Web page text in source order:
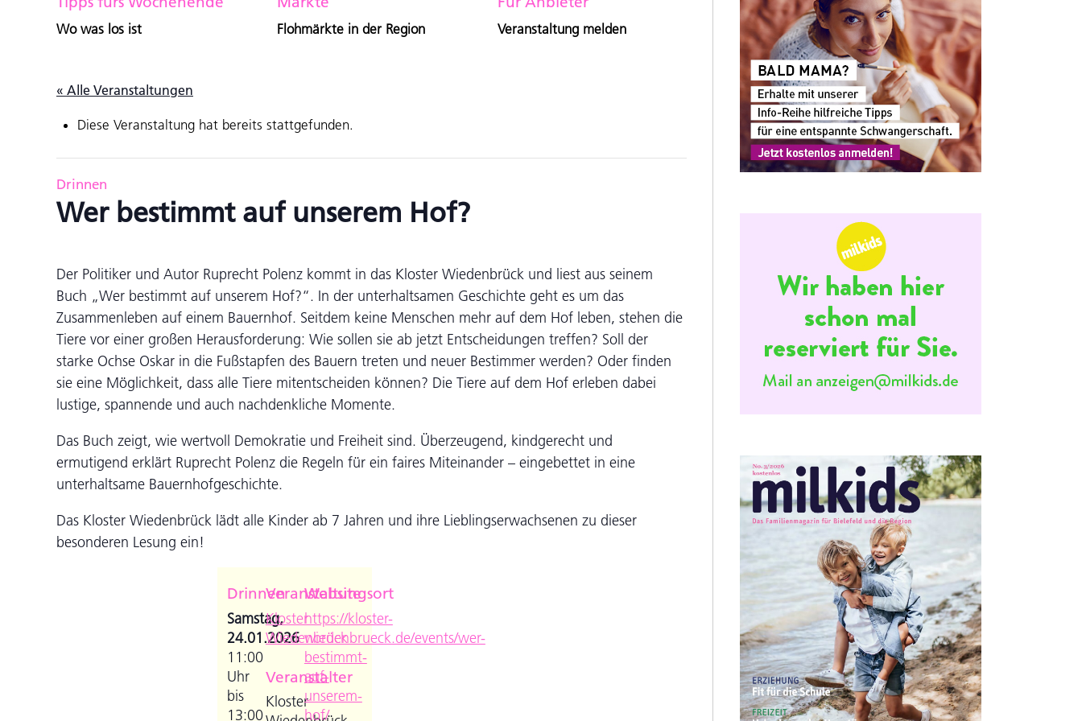
Wo was los ist Flohmärkte in der Region Veranstaltung melden
« Alle Veranstaltungen
Diese Veranstaltung hat bereits stattgefunden.
Drinnen
Wer bestimmt auf unserem Hof?
Der Politiker und Autor Ruprecht Polenz kommt in das Kloster Wiedenbrück und liest aus seinem
Buch „Wer bestimmt auf unserem Hof?“. In der unterhaltsamen Geschichte geht es um das
Zusammenleben auf einem Bauernhof. Seitdem keine Menschen mehr auf dem Hof leben, stehen die
Tiere vor einer großen Herausforderung: Wie sollen sie ab jetzt Entscheidungen treffen? Soll der
starke Ochse Oskar in die Fußstapfen des Bauern treten und neuer Bestimmer werden? Oder finden
sie eine Möglichkeit, dass alle Tiere mitentscheiden können? Die Tiere auf dem Hof erleben dabei
lustige, spannende und auch nachdenkliche Momente.
Das Buch zeigt, wie wertvoll Demokratie und Freiheit sind. Überzeugend, kindgerecht und
ermutigend erklärt Ruprecht Polenz die Regeln für ein faires Miteinander – eingebettet in eine
unterhaltsame Bauernhofgeschichte.
Das Kloster Wiedenbrück lädt alle Kinder ab 7 Jahren und ihre Lieblingserwachsenen zu dieser
besonderen Lesung ein!
Drinnen
Samstag,
24.01.2026
11:00
Uhr
bis
13:00
Veranstaltungsort
Kloster
Wiedenbrück
Veranstalter
Kloster
Website
https://kloster-
wiedenbrueck.de/events/wer-
bestimmt-
auf-
unserem-
hof/